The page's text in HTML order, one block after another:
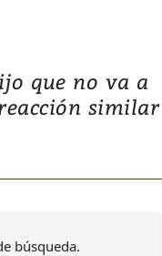
que no va a
similar
búsqueda.